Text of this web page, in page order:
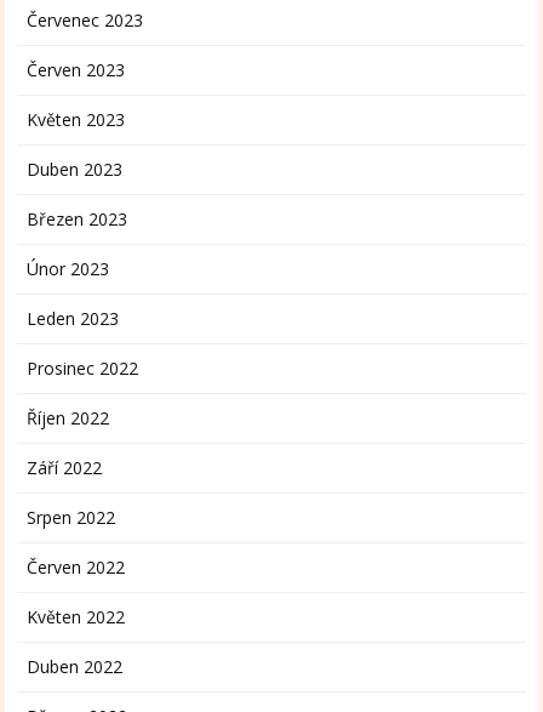
Červenec 2023
Červen 2023
Květen 2023
Duben 2023
Březen 2023
Únor 2023
Leden 2023
Prosinec 2022
Říjen 2022
Září 2022
Srpen 2022
Červen 2022
Květen 2022
Duben 2022